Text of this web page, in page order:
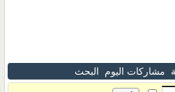
مشاركات اليوم البحث